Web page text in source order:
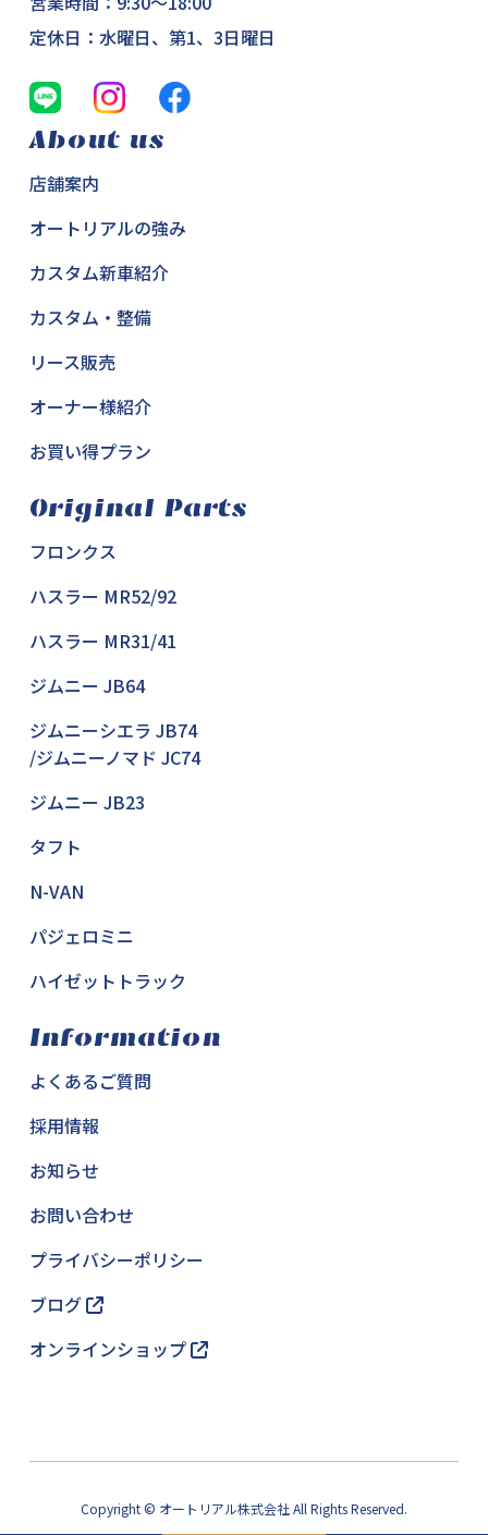
定休日：水曜日、第1、3日曜日
About us
店舗案内
オートリアルの強み
カスタム新車紹介
カスタム・整備
リース販売
オーナー様紹介
お買い得プラン
Original Parts
フロンクス
ハスラー MR52/92
ハスラー MR31/41
ジムニー JB64
ジムニーシエラ JB74
/ジムニーノマド JC74
ジムニー JB23
タフト
N-VAN
パジェロミニ
ハイゼットトラック
Information
よくあるご質問
採用情報
お知らせ
お問い合わせ
プライバシーポリシー
ブログ
オンラインショップ
Copyright © オートリアル株式会社 All Rights Reserved.